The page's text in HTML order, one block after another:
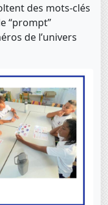
des mots-clés
“prompt”
de l’univers